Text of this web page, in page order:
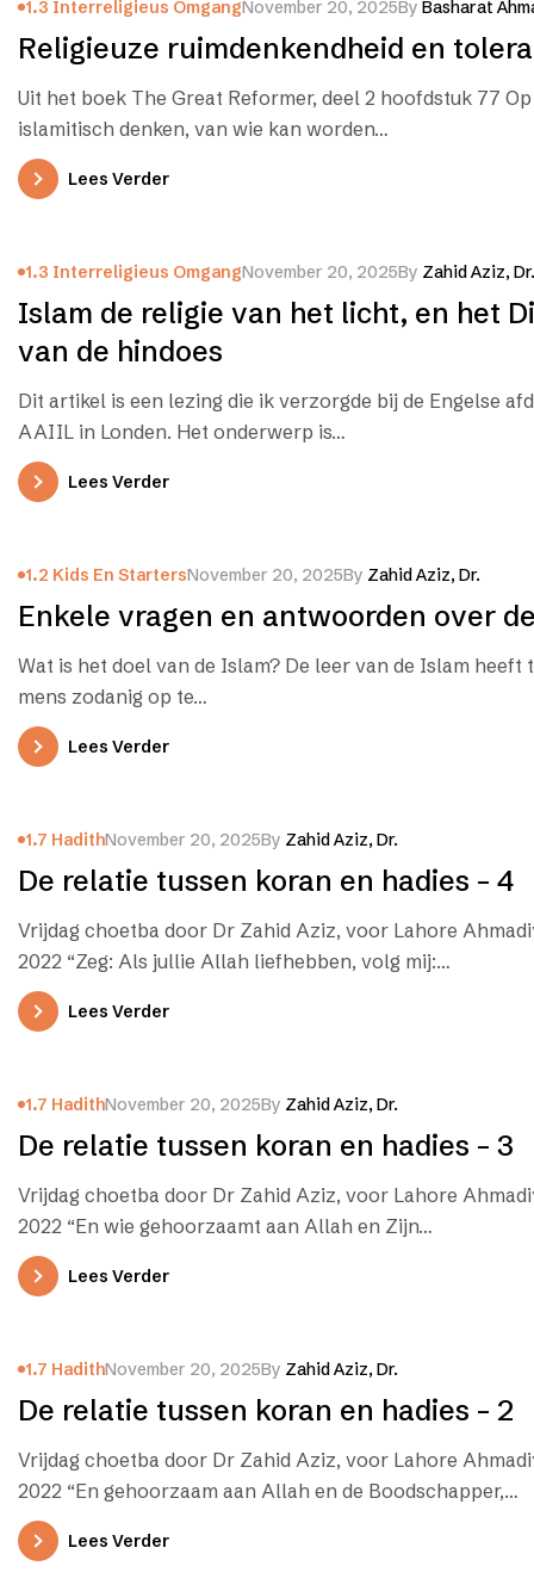
1.3 Interreligieus OmgangNovember 20, 2025By Basharat
Religieuze ruimdenkendheid en
Uit het boek The Great Reformer, deel 2 hoofdstuk 77
islamitisch denken, van wie kan worden…
Lees Verder
1.3 Interreligieus OmgangNovember 20, 2025By Zahid Aziz, Dr.
Islam de religie van het licht, en het
van de hindoes
Dit artikel is een lezing die ik verzorgde bij de Engelse
AAIIL in Londen. Het onderwerp is…
Lees Verder
1.2 Kids En StartersNovember 20, 2025By Zahid Aziz, Dr.
Enkele vragen en antwoorden over
Wat is het doel van de Islam? De leer van de Islam heeft
mens zodanig op te…
Lees Verder
1.7 HadithNovember 20, 2025By Zahid Aziz, Dr.
De relatie tussen koran en hadies – 4
Vrijdag choetba door Dr Zahid Aziz, voor Lahore
2022 “Zeg: Als jullie Allah liefhebben, volg mij:…
Lees Verder
1.7 HadithNovember 20, 2025By Zahid Aziz, Dr.
De relatie tussen koran en hadies – 3
Vrijdag choetba door Dr Zahid Aziz, voor Lahore
2022 “En wie gehoorzaamt aan Allah en Zijn…
Lees Verder
1.7 HadithNovember 20, 2025By Zahid Aziz, Dr.
De relatie tussen koran en hadies – 2
Vrijdag choetba door Dr Zahid Aziz, voor Lahore
2022 “En gehoorzaam aan Allah en de Boodschapper,…
Lees Verder